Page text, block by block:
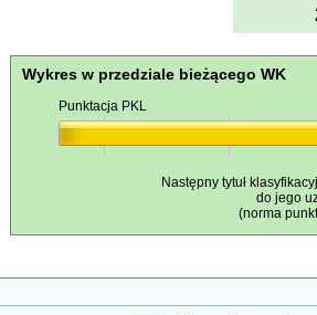
Wykres w przedziale bieżącego WK
Punktacja PKL
Następny tytuł
do jego
(norma